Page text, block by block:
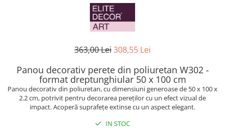
363,00 Lei308,55 Lei
Panou decorativ perete din poliuretan W302 -
format dreptunghiular 50 x 100 cm
Panou decorativ din poliuretan, cu dimensiuni generoase de 50 x 100 x
2.2 cm, potrivit pentru decorarea pereților cu un efect vizual de
impact. Acoperă suprafețe extinse cu un aspect elegant.
IN STOC